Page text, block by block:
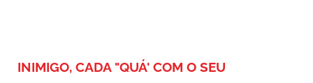
INIMIGO, CADA "QUÁ' COM O SEU